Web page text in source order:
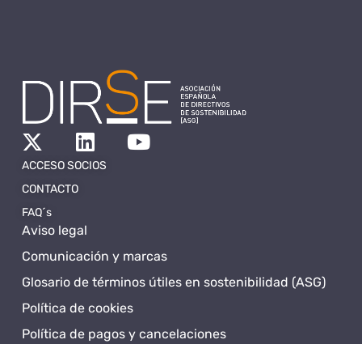
Aviso legal
Comunicación y marcas
Glosario de términos útiles en sostenibilidad (ASG)
Política de cookies
Política de pagos y cancelaciones
ACCESO SOCIOS
CONTACTO
FAQ´s